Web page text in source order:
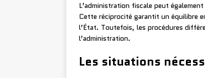
L’administration fiscale peut
Cette réciprocité garantit un équilibre
l’État. Toutefois, les procédures
l’administration.
Les situations